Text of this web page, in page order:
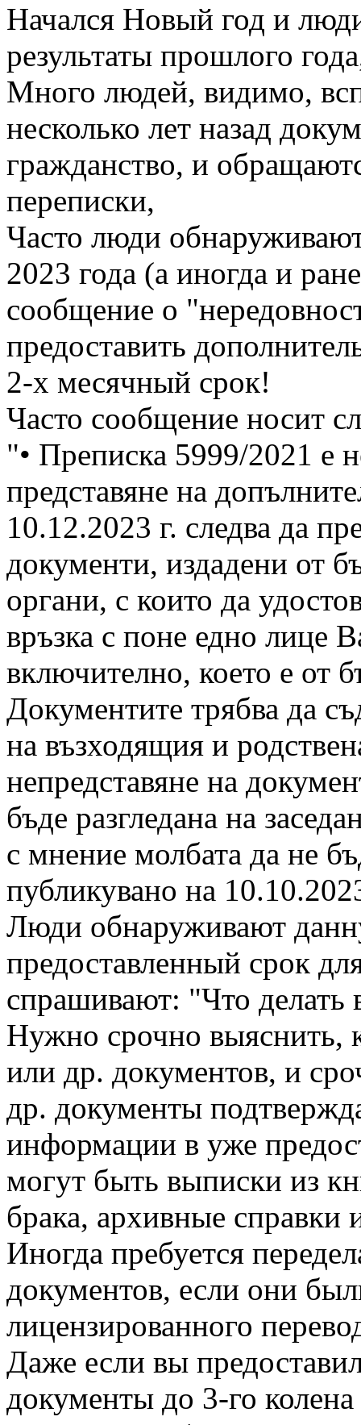
Начался Новый год и
результаты прошлого
Много людей, видимо,
несколько лет назад
гражданство, и
переписки,
Часто люди
2023 года (а иногда и
сообщение о
предоставить
2-х месячный срок!
Часто сообщение носит
"• Преписка 5999/2021 е
представяне на
10.12.2023 г. следва да
документи, издадени от
органи, с които да
връзка с поне едно лице
включително, което е от
Документите трябва да
на възходящия и
непредставяне на
бъде разгледана на
с мнение молбата да не
публикувано на
Люди обнаруживают
предоставленный срок
спрашивают: "Что делать
Нужно срочно выяснить,
или др. документов, и
др. документы
информации в уже
могут быть выписки из
брака, архивные справки
Иногда пребуется
документов, если они
лицензированного
Даже если вы
документы до 3-го